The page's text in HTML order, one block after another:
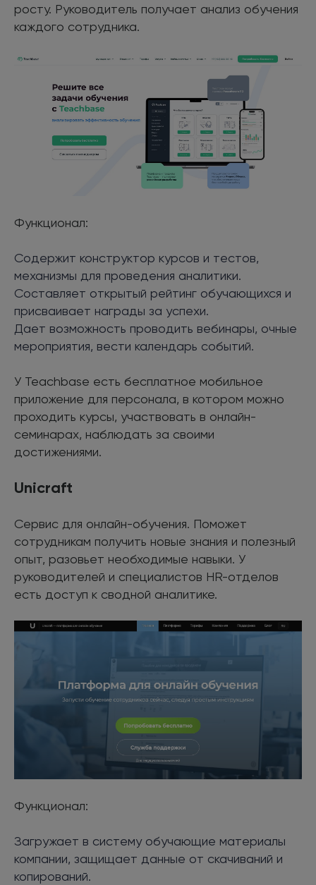
росту. Руководитель получает анализ обучения
каждого сотрудника.
Функционал:
Содержит конструктор курсов и тестов,
механизмы для проведения аналитики.
Составляет открытый рейтинг обучающихся и
присваивает награды за успехи.
Дает возможность проводить вебинары, очные
мероприятия, вести календарь событий.
У Teachbase есть бесплатное мобильное
приложение для персонала, в котором можно
проходить курсы, участвовать в онлайн-
семинарах, наблюдать за своими
достижениями.
Unicraft
Сервис для онлайн-обучения. Поможет
сотрудникам получить новые знания и полезный
опыт, разовьет необходимые навыки. У
руководителей и специалистов HR-отделов
есть доступ к сводной аналитике.
Функционал:
Загружает в систему обучающие материалы
компании, защищает данные от скачиваний и
копирований.